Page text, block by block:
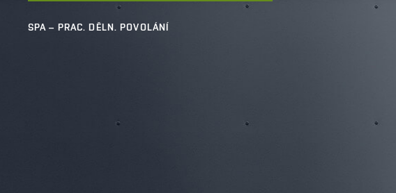
SPA – PRAC. DĚLN. POVOLÁNÍ